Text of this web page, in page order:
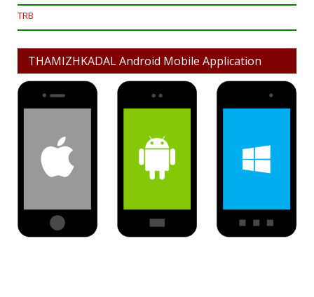
TRB
THAMIZHKADAL Android Mobile Application